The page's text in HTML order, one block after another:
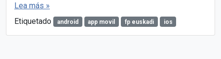
Lea más »
Etiquetado
android app movil fp euskadi ios